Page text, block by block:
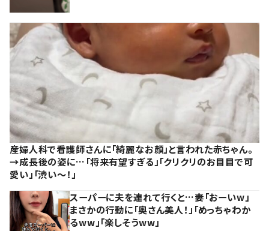
産婦人科で看護師さんに「綺麗なお顔」と言われた赤ちゃん。
→成長後の姿に…「将来有望すぎる」「クリクリのお目目で可
愛い」「渋い～！」
スーパーに夫を連れて行くと…妻「おーいw」
まさかの行動に「奥さん美人！」「めっちゃわか
るww」「楽しそうww」